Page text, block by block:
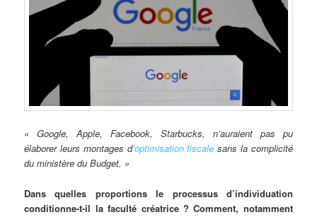
« Google, Apple, Facebook, Starbucks, n’auraient pas pu
élaborer leurs montages d‘optimisation fiscale sans la complicité
du ministère du Budget. »
Dans quelles proportions le processus d’individuation
conditionne-t-il la faculté créatrice ? Comment, notamment